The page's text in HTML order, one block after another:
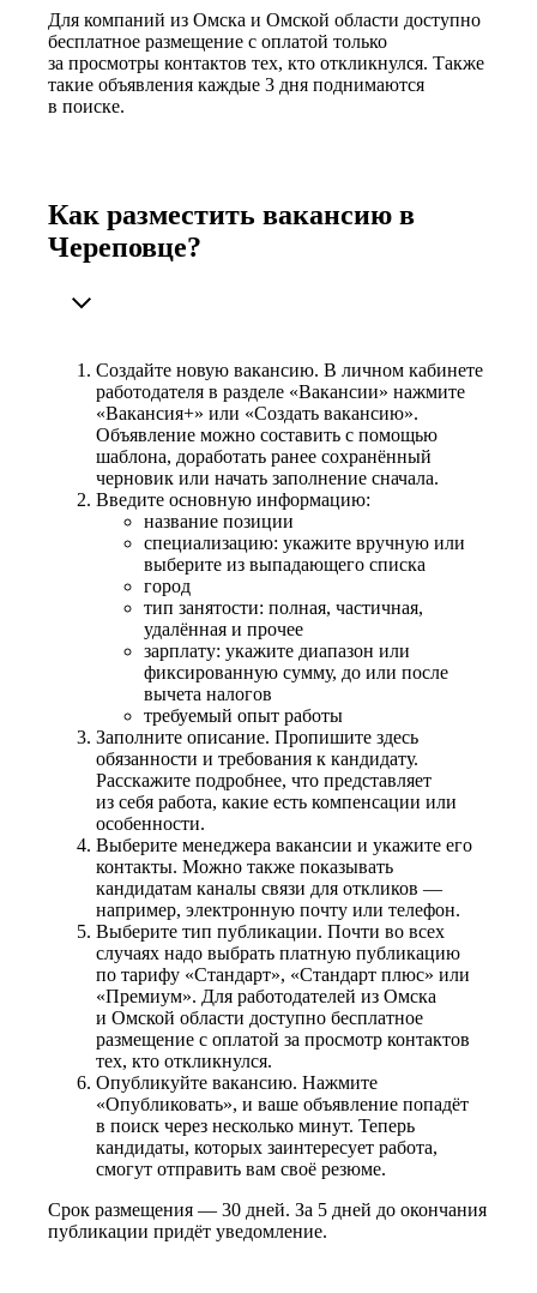
Для компаний из Омска и Омской области доступно
бесплатное размещение с оплатой только
за просмотры контактов тех, кто откликнулся. Также
такие объявления каждые 3 дня поднимаются
в поиске.
Как разместить вакансию в
Череповце?
Создайте новую вакансию. В личном кабинете
работодателя в разделе «Вакансии» нажмите
«Вакансия+» или «Создать вакансию».
Объявление можно составить с помощью
шаблона, доработать ранее сохранённый
черновик или начать заполнение сначала.
Введите основную информацию:
название позиции
специализацию: укажите вручную или
выберите из выпадающего списка
город
тип занятости: полная, частичная,
удалённая и прочее
зарплату: укажите диапазон или
фиксированную сумму, до или после
вычета налогов
требуемый опыт работы
Заполните описание. Пропишите здесь
обязанности и требования к кандидату.
Расскажите подробнее, что представляет
из себя работа, какие есть компенсации или
особенности.
Выберите менеджера вакансии и укажите его
контакты. Можно также показывать
кандидатам каналы связи для откликов —
например, электронную почту или телефон.
Выберите тип публикации. Почти во всех
случаях надо выбрать платную публикацию
по тарифу «Стандарт», «Стандарт плюс» или
«Премиум». Для работодателей из Омска
и Омской области доступно бесплатное
размещение с оплатой за просмотр контактов
тех, кто откликнулся.
Опубликуйте вакансию. Нажмите
«Опубликовать», и ваше объявление попадёт
в поиск через несколько минут. Теперь
кандидаты, которых заинтересует работа,
смогут отправить вам своё резюме.
Срок размещения — 30 дней. За 5 дней до окончания
публикации придёт уведомление.